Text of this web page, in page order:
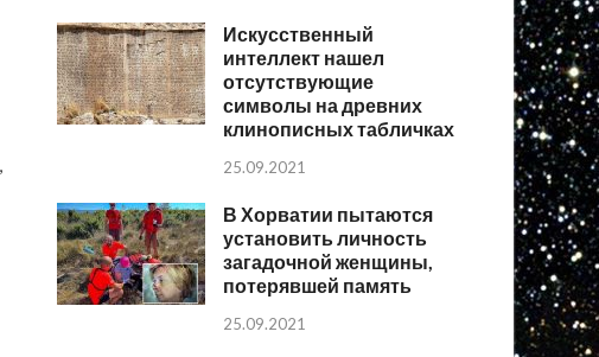
Искусственный
интеллект нашел
отсутствующие
символы на древних
клинописных табличках
25.09.2021
В Хорватии пытаются
установить личность
загадочной женщины,
потерявшей память
25.09.2021